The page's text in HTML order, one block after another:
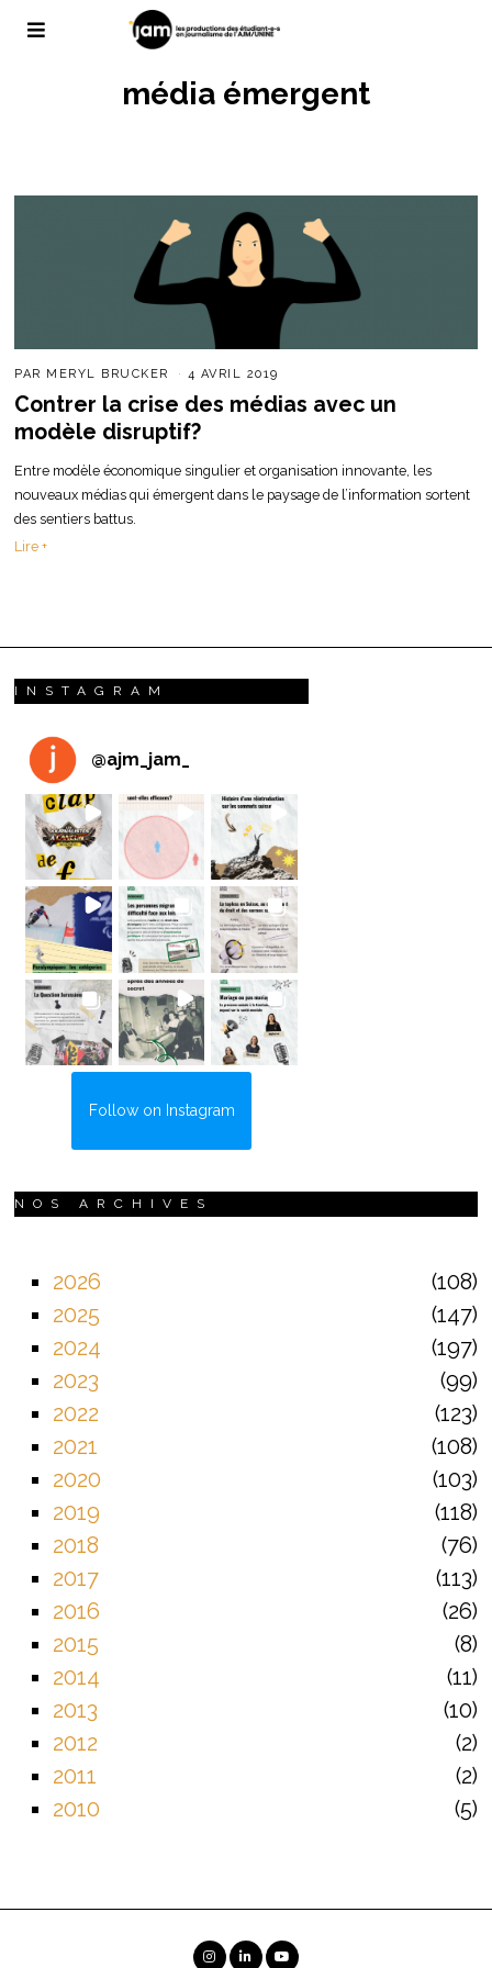
média émergent
PAR MERYL BRUCKER 4 AVRIL 2019
Contrer la crise des médias avec un
modèle disruptif?
Entre modèle économique singulier et organisation innovante, les
nouveaux médias qui émergent dans le paysage de l’information sortent
des sentiers battus.
Lire +
INSTAGRAM
@ajm_jam_
Follow on Instagram
NOS ARCHIVES
2026
108
2025
147
2024
197
2023
99
2022
123
2021
108
2020
103
2019
118
2018
76
2017
113
2016
26
2015
8
2014
11
2013
10
2012
2
2011
2
2010
5